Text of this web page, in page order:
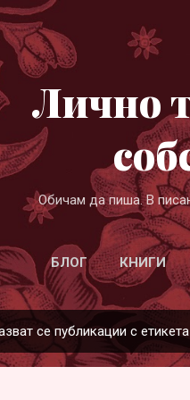
Лично
Обичам да пиша. В
БЛОГ КНИГИ
се публикации с етикета